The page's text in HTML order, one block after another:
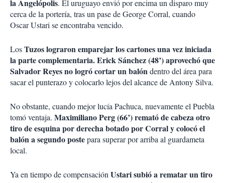
la Angelópolis. El uruguayo envió por encima un disparo muy
cerca de la portería, tras un pase de George Corral, cuando
Oscar Ustari se encontraba vencido.
LosTuzos lograron emparejar los cartones una vez iniciada
la parte complementaria. Erick Sánchez (48’) aprovechó que
Salvador Reyes no logró cortar un balóndentro del área para
sacar el punterazo y colocarlo lejos del alcance de Antony Silva.
No obstante, cuando mejor lucía Pachuca, nuevamente el Puebla
tomó ventaja. Maximiliano Perg (66’) remató de cabeza otro
tiro de esquina por derecha botado por Corral y colocó el
balón a segundo postepara superar por arriba al guardameta
local.
Ya en tiempo de compensación Ustari subió a rematar un tiro